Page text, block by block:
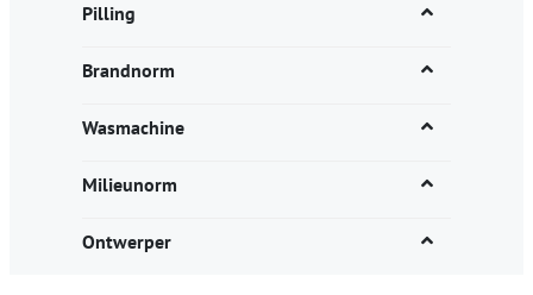
Pilling
Brandnorm
Wasmachine
Milieunorm
Ontwerper